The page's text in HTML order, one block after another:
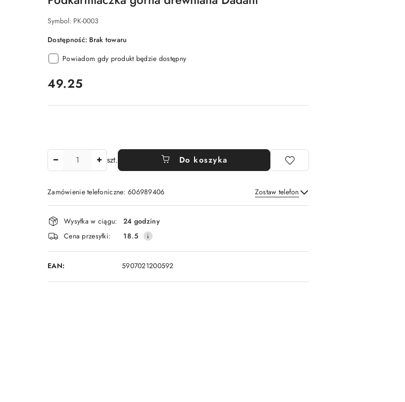
Symbol: PK-0003
Dostępność: Brak towaru
Powiadom gdy produkt będzie dostępny
cena:
49.25
szt. Do koszyka
Zamówienie telefoniczne: 606989406 Zostaw telefon
Wyślij
Dostępność
i
dostawa
Wysyłka w ciągu:
24 godziny
Cena przesyłki:
18.5
EAN: 5907021200592